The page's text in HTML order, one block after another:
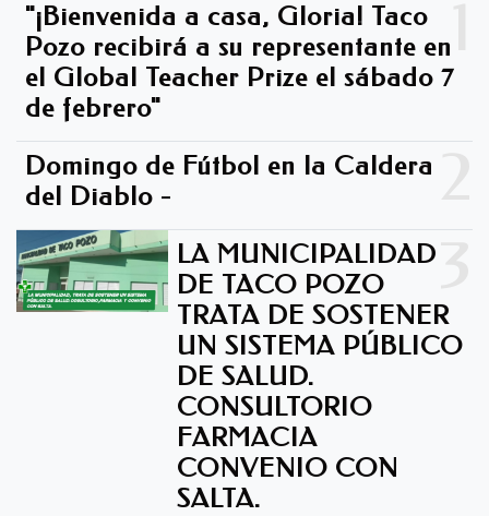
"¡Bienvenida a casa, Gloria! Taco
Pozo recibirá a su representante en
el Global Teacher Prize el sábado 7
de febrero"
Domingo de Fútbol en la Caldera
del Diablo -
LA MUNICIPALIDAD
DE TACO POZO
TRATA DE SOSTENER
UN SISTEMA PÚBLICO
DE SALUD.
CONSULTORIO
FARMACIA
CONVENIO CON
SALTA.